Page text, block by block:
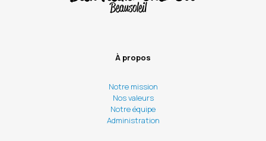
À propos
Notre mission
Nos valeurs
Notre équipe
Administration